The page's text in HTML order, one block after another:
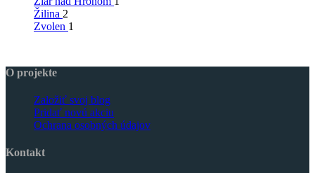
Žilina 2
Zvolen 1
O projekte
Založiť svoj blog
Pridať novú akciu
Ochrana osobných údajov
Kontakt